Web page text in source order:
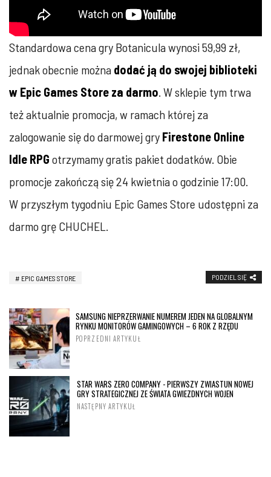
Standardowa cena gry Botanicula wynosi 59,99 zł,
jednak obecnie można dodać ją do swojej biblioteki
w Epic Games Store za darmo . W sklepie tym trwa
też aktualnie promocja, w ramach której za
zalogowanie się do darmowej gry Firestone Online
Idle RPG otrzymamy gratis pakiet dodatków. Obie
promocje zakończą się 24 kwietnia o godzinie 17:00.
W przyszłym tygodniu Epic Games Store udostępni za
darmo grę CHUCHEL.
EPIC GAMES STORE PODZIEL SIĘ
SAMSUNG NIEPRZERWANIE NUMEREM JEDEN NA GLOBALNYM
RYNKU MONITORÓW GAMINGOWYCH – 6 ROK Z RZĘDU
POPRZEDNI ARTYKUŁ
STAR WARS ZERO COMPANY - PIERWSZY ZWIASTUN NOWEJ
GRY STRATEGICZNEJ ZE ŚWIATA GWIEZDNYCH WOJEN
NASTĘPNY ARTYKUŁ